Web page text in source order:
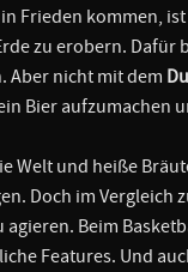
Frieden kommen,
zu erobern.
Aber nicht mit dem
Bier aufzumachen
Welt und heiße
Doch im Vergleich
Beim
Features. Und